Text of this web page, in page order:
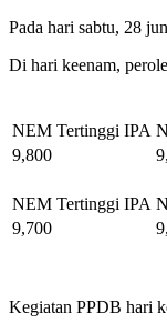
Pada hari sabtu, 28
Di hari keenam,
NEM Tertinggi IPA
9,800
NEM Tertinggi IPA
9,700
Kegiatan PPDB hari